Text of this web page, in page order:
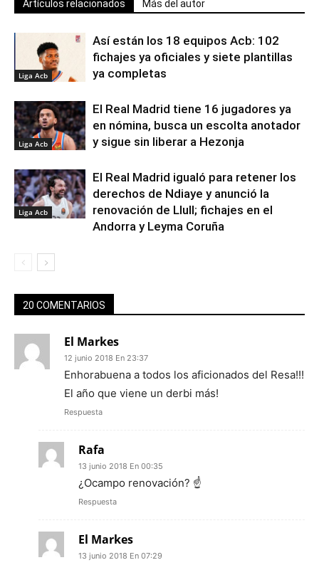
Artículos relacionados Más del autor
Liga Acb
Así están los 18 equipos Acb: 102
fichajes ya oficiales y siete plantillas
ya completas
Liga Acb
El Real Madrid tiene 16 jugadores ya
en nómina, busca un escolta anotador
y sigue sin liberar a Hezonja
Liga Acb
El Real Madrid igualó para retener los
derechos de Ndiaye y anunció la
renovación de Llull; fichajes en el
Andorra y Leyma Coruña
20 COMENTARIOS
El Markes
12 junio 2018 En 23:37
Enhorabuena a todos los aficionados del Resa!!!
El año que viene un derbi más!
Respuesta
Rafa
13 junio 2018 En 00:35
¿Ocampo renovación? ☝️
Respuesta
El Markes
13 junio 2018 En 07:29